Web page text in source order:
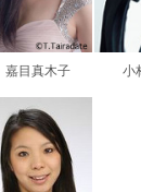
嘉目真木子 小